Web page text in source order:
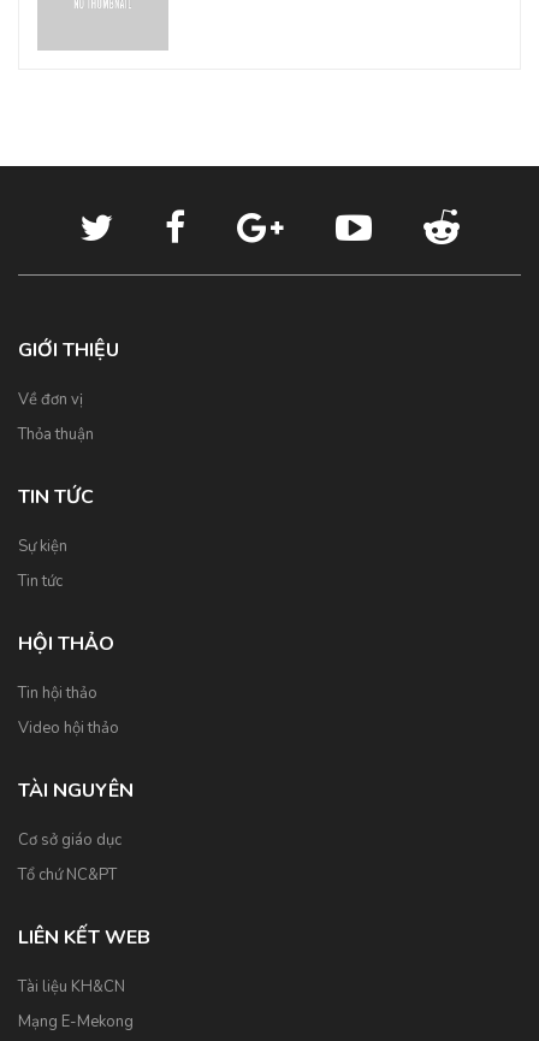
GIỚI THIỆU
Về đơn vị
Thỏa thuận
TIN TỨC
Sự kiện
Tin tức
HỘI THẢO
Tin hội thảo
Video hội thảo
TÀI NGUYÊN
Cơ sở giáo dục
Tổ chứ NC&PT
LIÊN KẾT WEB
Tài liệu KH&CN
Mạng E-Mekong